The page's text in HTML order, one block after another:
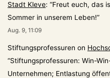
Stadt Kleve: “Freut euch, das
Sommer in unserem Leben!”
Aug. 9, 11:09
Stiftungsprofessuren on
“Stiftungsprofessuren: Win-
Unternehmen; Entlastung